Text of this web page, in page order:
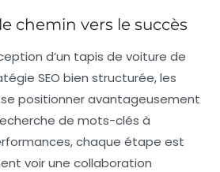
chemin vers le succès
d’un tapis de voiture de
SEO bien structurée, les
positionner avantageusement
de mots-clés à
chaque étape est
voir une collaboration